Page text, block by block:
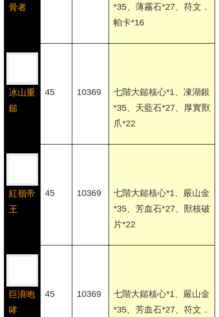
骨者
*35、薄霧石*27、符文．
帕卡*16
冰山重
鎚
45 10369
七階大鎚核心*1、凍湖銀
*35、天藍石*27、厚實獸
爪*22
紅嶺帝
王
45 10369
七階大鎚核心*1、嚴山金
*35、芳血石*27、獸核破
片*22
巨浪咆
哮
45 10369
七階大鎚核心*1、嚴山金
*35、芳血石*27、符文．